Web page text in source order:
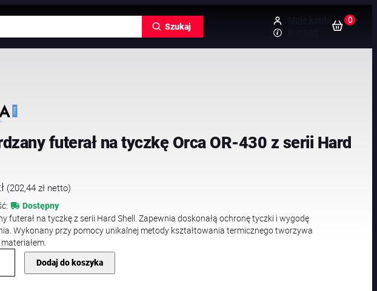
Szukaj
0
futerał na tyczkę Orca OR-430 z serii Hard
(202,44 zł netto)
Dostępny
futerał na tyczkę z serii Hard Shell. Zapewnia doskonałą ochronę tyczki i wygodę
Wykonany przy pomocy unikalnej metody kształtowania termicznego tworzywa
Dodaj do koszyka